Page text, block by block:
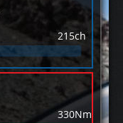
215ch
330Nm